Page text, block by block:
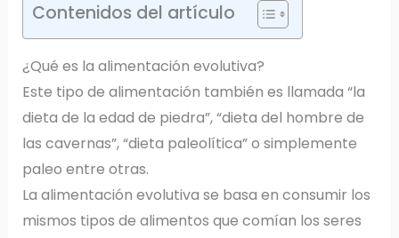
Contenidos del artículo
¿Qué es la alimentación evolutiva?
Este tipo de alimentación también es llamada “la
dieta de la edad de piedra”, “dieta del hombre de
las cavernas”, “dieta paleolítica” o simplemente
paleo entre otras.
La alimentación evolutiva se basa en consumir los
mismos tipos de alimentos que comían los seres